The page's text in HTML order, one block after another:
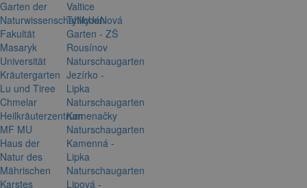
Garten der
Naturwissenschaftlichen
Fakultät
Masaryk
Universität
Kräutergarten
Lu und Tiree
Chmelar
Heilkräuterzentrum
MF MU
Haus der
Natur des
Mährischen
Karstes
Valtice
TyMyJáNová
Garten - ZŠ
Rousínov
Naturschaugarten
Jezírko -
Lipka
Naturschaugarten
Kamenačky
Naturschaugarten
Kamenná -
Lipka
Naturschaugarten
Lipová -